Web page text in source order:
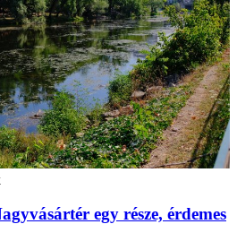
egy része, érdemes